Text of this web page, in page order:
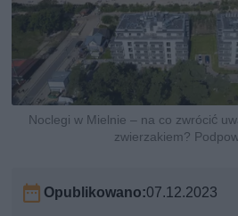
Noclegi w Mielnie – na co zwrócić
zwierzakiem?
Opublikowano:07.12.2023